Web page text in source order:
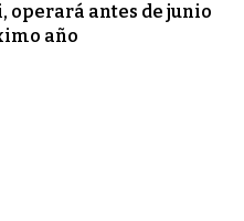
operará antes de junio
año